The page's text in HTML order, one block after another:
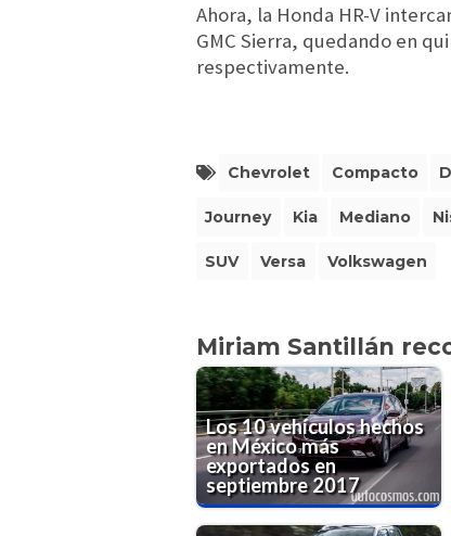
Ahora, la Honda HR-V
GMC Sierra, quedando en
respectivamente.
Chevrolet Compacto
Journey Kia Mediano
SUV Versa Volkswagen
Miriam Santillán
Los 10 vehículos hechos
en México más
exportados en
septiembre 2017